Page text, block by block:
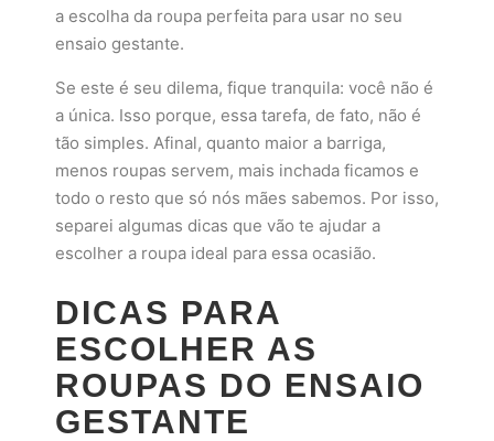
a escolha da roupa perfeita para usar no seu
ensaio gestante.
Se este é seu dilema, fique tranquila: você não é
a única. Isso porque, essa tarefa, de fato, não é
tão simples. Afinal, quanto maior a barriga,
menos roupas servem, mais inchada ficamos e
todo o resto que só nós mães sabemos. Por isso,
separei algumas dicas que vão te ajudar a
escolher a roupa ideal para essa ocasião.
DICAS PARA
ESCOLHER AS
ROUPAS DO ENSAIO
GESTANTE